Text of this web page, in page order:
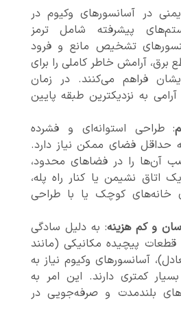
در آسانسورهای وکیوم در
پیشرفته شامل ترمز
تشخیص مانع و فرود
آرامش خاطر کاملی را برای
فراهم می‌کنند. در زمان
به نزدیکترین طبقه پایین
: طراحی استوانه‌ای و فشرده
حداقل فضای ممکن نیاز دارد.
آن‌ها را در فضاهای محدود،
اتاق نشیمن یا کنار راه پله،
خانه‌های کوچک یا با طراحی
و کم هزینه: به دلیل سادگی
پیچیده مکانیکی (مانند
آسانسورهای وکیوم نیاز به
کمتری دارند. این امر به
بلندمدت و صرفه‌جویی در